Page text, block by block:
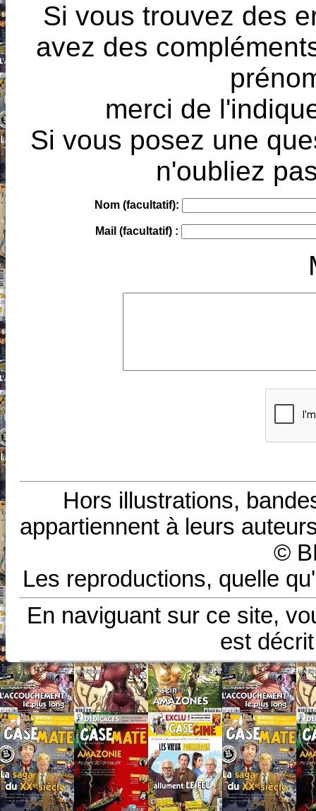
Si vous trouvez des
avez des
merci de
Si vous posez une
n'oubliez
Nom (facultatif):
Mail (facultatif) :
Hors illustrations,
appartiennent à leurs
©
Les reproductions, quelle
En naviguant sur ce site,
est